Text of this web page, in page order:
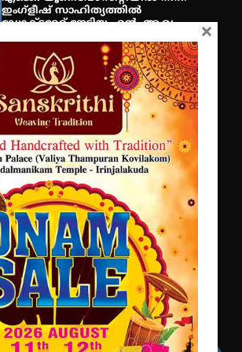
ശക്തമായ കാറ്റിന് സാധ്യത –
ആഗസ്റ്റ് 12 വരെ മഴ തുടരും,
തൃശൂർ ജില്ലയിൽ മഞ്ഞ അലർട്ട്
ഇംഗ്ളീഷ് സാഹിത്യത്തിൽ
ഡോക്ടറേറ്റ് നേടിയ എൻ. ആര്യ
ട്യുണീഷ്യൻ ചിത്രം ” ദി വോയിസ്
ഓഫ് ഹിന്ദ് റജബ് ” ഇരിങ്ങാലക്കുട
ഫിലിം സൊസൈറ്റി ആഗസ്റ്റ് 7
വെള്ളിയാഴ്ച സ്‌ക്രീൻ ചെയ്യുന്നു
സെന്റ് ജോസഫ്സ് കോളജ്
കോമേഴ്‌സ് അസോസിയേഷന്
തുടക്കമായി
×